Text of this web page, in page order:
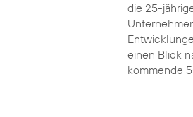
die 25-
einen Blick
kommende